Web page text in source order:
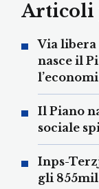
Articoli
Via
nasce il
Il Piano
sociale
Inps-
gli